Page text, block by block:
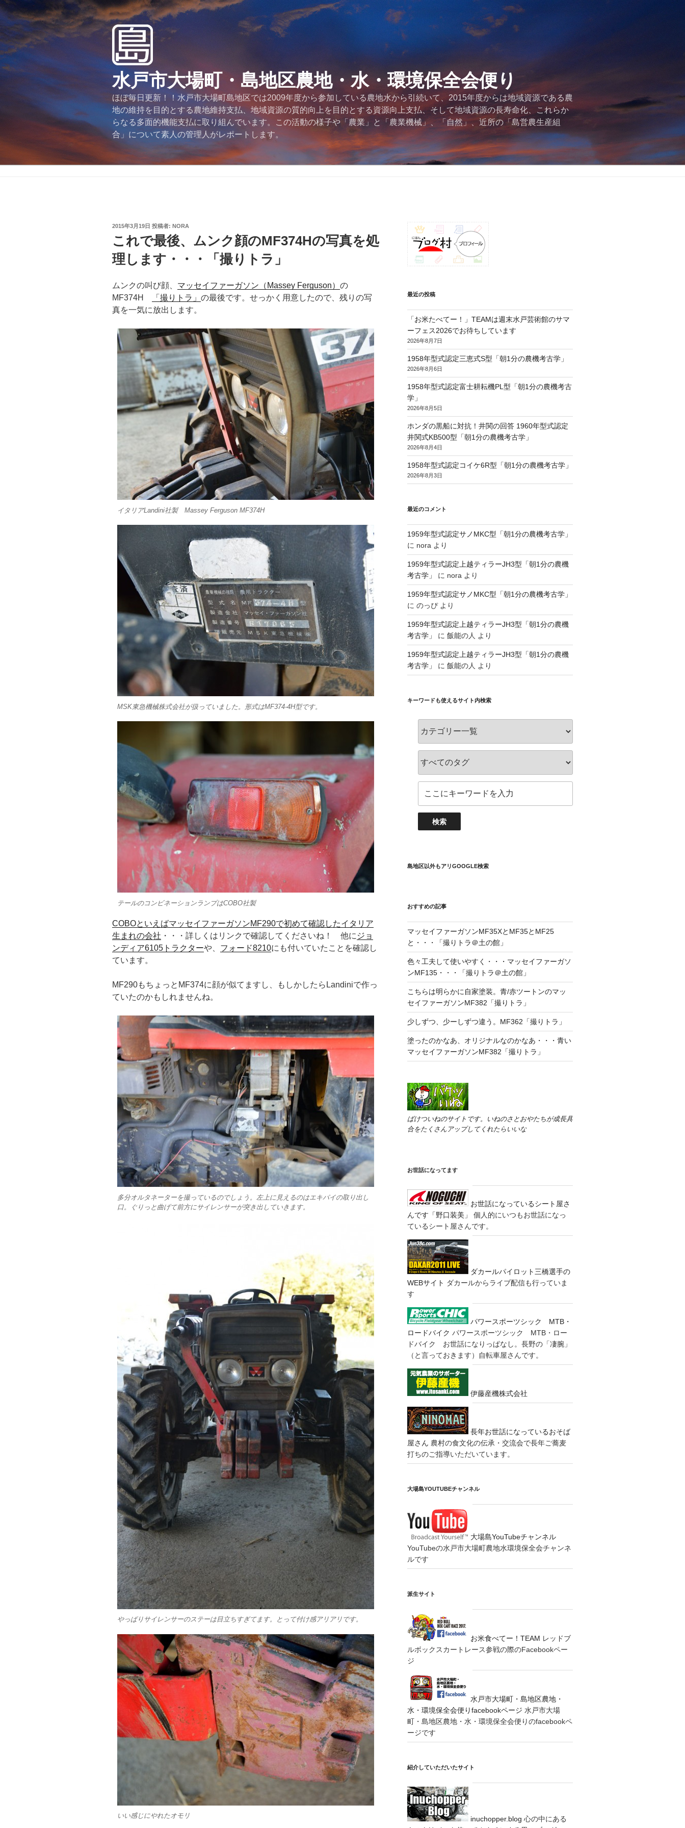
コ
ン
ン
ツ
へ
ス
水戸市大場町・島地区農地・水・環境保全会便り
ほぼ毎日更新！！水戸市大場町島地区では2009年度から参加している農地水から引続いて、2015年度からは地域資源である農
地の維持を目的とする農地維持支払、地域資源の質的向上を目的とする資源向上支払、そして地域資源の長寿命化、これらか
らなる多面的機能支払に取り組んでいます。この活動の様子や「農業」と「農業機械」、「自然」、近所の「島営農生産組
合」について素人の管理人がレポートします。
投
2015年3月19日 投稿者: NORA
これで最後、ムンク顔のMF374Hの写真を処
理します・・・「撮りトラ」
ムンクの叫び顔、 マッセイファーガソン（Massey Ferguson） の
MF374H
「撮りトラ」 の最後です。せっかく用意したので、残りの写
真を一気に放出します。
イタリアLandini社製 Massey Ferguson MF374H
MSK東急機械株式会社が扱っていました。形式はMF374-4H型です。
テールのコンビネーションランプはCOBO社製
COBOといえばマッセイファーガソンMF290で初めて確認したイタリア
生まれの会社 ・・・詳しくはリンクで確認してくださいね！ 他に ジョ
ンディア6105トラクターや、 フォード8210にも付いていたことを確認し
ています。
MF290もちょっとMF374に顔が似てますし、もしかしたらLandiniで作っ
ていたのかもしれませんね。
多分オルタネーターを撮っているのでしょう。左上に見えるのはエキパイの取り出し
口。ぐりっと曲げて前方にサイレンサーが突き出していきます。
やっぱりサイレンサーのステーは目立ちすぎてます。とって付け感アリアリです。
いい感じにやれたオモリ
最近の投稿
「お米たべてー！」TEAMは週末水戸芸術館のサマ
ーフェス2026でお待ちしています
2026年8月7日
1958年型式認定三恵式S型「朝1分の農機考古学」
2026年8月6日
1958年型式認定富士耕耘機PL型「朝1分の農機考古
学」
2026年8月5日
ホンダの黒船に対抗！井関の回答 1960年型式認定
井関式KB500型「朝1分の農機考古学」
2026年8月4日
1958年型式認定コイケ6R型「朝1分の農機考古学」
2026年8月3日
最近のコメント
1959年型式認定サノMKC型「朝1分の農機考古学」
に nora より
1959年型式認定上越ティラーJH3型「朝1分の農機
考古学」
に nora より
1959年型式認定サノMKC型「朝1分の農機考古学」
に のっぴより
1959年型式認定上越ティラーJH3型「朝1分の農機
考古学」
に 飯能の人 より
1959年型式認定上越ティラーJH3型「朝1分の農機
考古学」
に 飯能の人 より
キーワードも使えるサイト内検索
島地区以外もアリGOOGLE検索
おすすめの記事
マッセイファーガソンMF35XとMF35とMF25
と・・・「撮りトラ＠土の館」
色々工夫して使いやすく・・・マッセイファーガソ
ンMF135・・・「撮りトラ＠土の館」
こちらは明らかに自家塗装。青/赤ツートンのマッ
セイファーガソンMF382「撮りトラ」
少しずつ、少ーしずつ違う。MF362「撮りトラ」
塗ったのかなあ、オリジナルなのかなあ・・・青い
マッセイファーガソンMF382「撮りトラ」
ばけついねのサイトです。いねのさとおやたちが成長具
合をたくさんアップしてくれたらいいな
お世話になってます
お世話になっているシート屋さ
んです「野口装美」
個人的にいつもお世話になっ
ているシート屋さんです。
ダカールパイロット三橋選手の
WEBサイト ダカールからライブ配信も行っていま
す
パワースポーツシック MTB・
ロードバイク パワースポーツシック MTB・ロー
ドバイク お世話になりっぱなし。長野の「凄腕」
（と言っておきます）自転車屋さんです。
伊藤産機株式会社
長年お世話になっているおそば
屋さん 農村の食文化の伝承・交流会で長年ご蕎麦
打ちのご指導いただいています。
大場島YOUTUBEチャンネル
大場島YouTubeチャンネル
YouTubeの水戸市大場町農地水環境保全会チャンネ
ルです
派生サイト
お米食べてー！TEAM レッドブ
ルボックスカートレース参戦の際のFacebookペー
ジ
水戸市大場町・島地区農地・
水・環境保全会便りfacebookページ 水戸市大場
町・島地区農地・水・環境保全会便りのfacebookペ
ージです
紹介していただいたサイト
inuchopper.blog 心の中にある